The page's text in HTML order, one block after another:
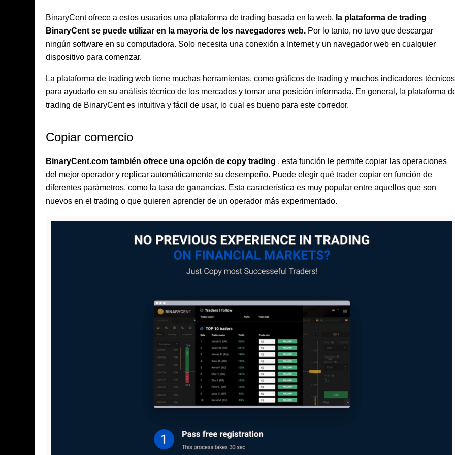
BinaryCent ofrece a estos usuarios una plataforma de trading basada en la web, la plataforma de trading
BinaryCent se puede utilizar en la mayoría de los navegadores web. Por lo tanto, no tuvo que descargar
ningún software en su computadora. Solo necesita una conexión a Internet y un navegador web en cualquier
dispositivo para comenzar.
La plataforma de trading web tiene muchas herramientas, como gráficos de trading y muchos indicadores técnicos
para ayudarlo en su análisis técnico de los mercados y tomar una posición informada. En general, la plataforma
trading de BinaryCent es intuitiva y fácil de usar, lo cual es bueno para este corredor.
Copiar comercio
BinaryCent.com también ofrece una opción de copy trading . esta función le permite copiar las operaciones
del mejor operador y replicar automáticamente su desempeño. Puede elegir qué trader copiar en función de
diferentes parámetros, como la tasa de ganancias. Esta característica es muy popular entre aquellos que son
nuevos en el trading o que quieren aprender de un operador más experimentado.